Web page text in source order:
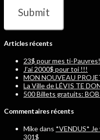
Articles récents
23$ pour mes ti-Pauvres!
J’ai 2000$ pour toi !!!
MON NOUVEAU
La Ville de LÉVIS TE
500 Billets gratuits:
Commentaires récents
Mikedans *VENDUS*
301$